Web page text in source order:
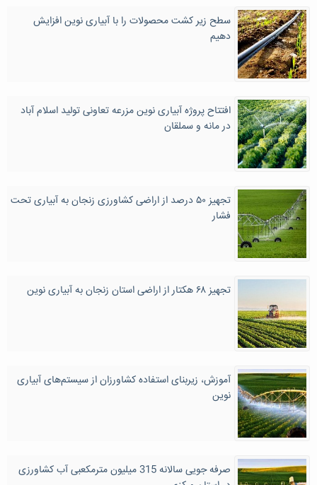
سطح زیر کشت محصولات را با آبیاری نوین افزایش
دهیم
افتتاح پروژه آبیاری نوین مزرعه تعاونی تولید اسلام آباد
در مانه و سملقان
تجهیز ۵۰ درصد از اراضی کشاورزی زنجان به آبیاری تحت
فشار
تجهیز ۶۸ هکتار از اراضی استان زنجان به آبیاری نوین
آموزش، زیربنای استفاده کشاورزان از سیستم‌های آبیاری
نوین
صرفه جویی سالانه 315 میلیون مترمکعبی آب کشاورزی